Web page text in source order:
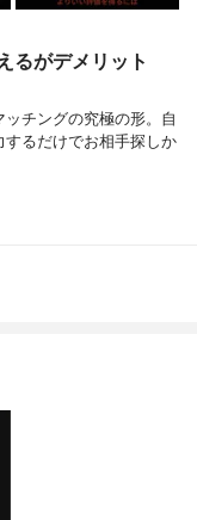
るがデメリット
チングの究極の形。自
るだけでお相手探しか